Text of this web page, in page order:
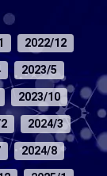
2022/12
2023/5
2023/10
2024/3
2024/8